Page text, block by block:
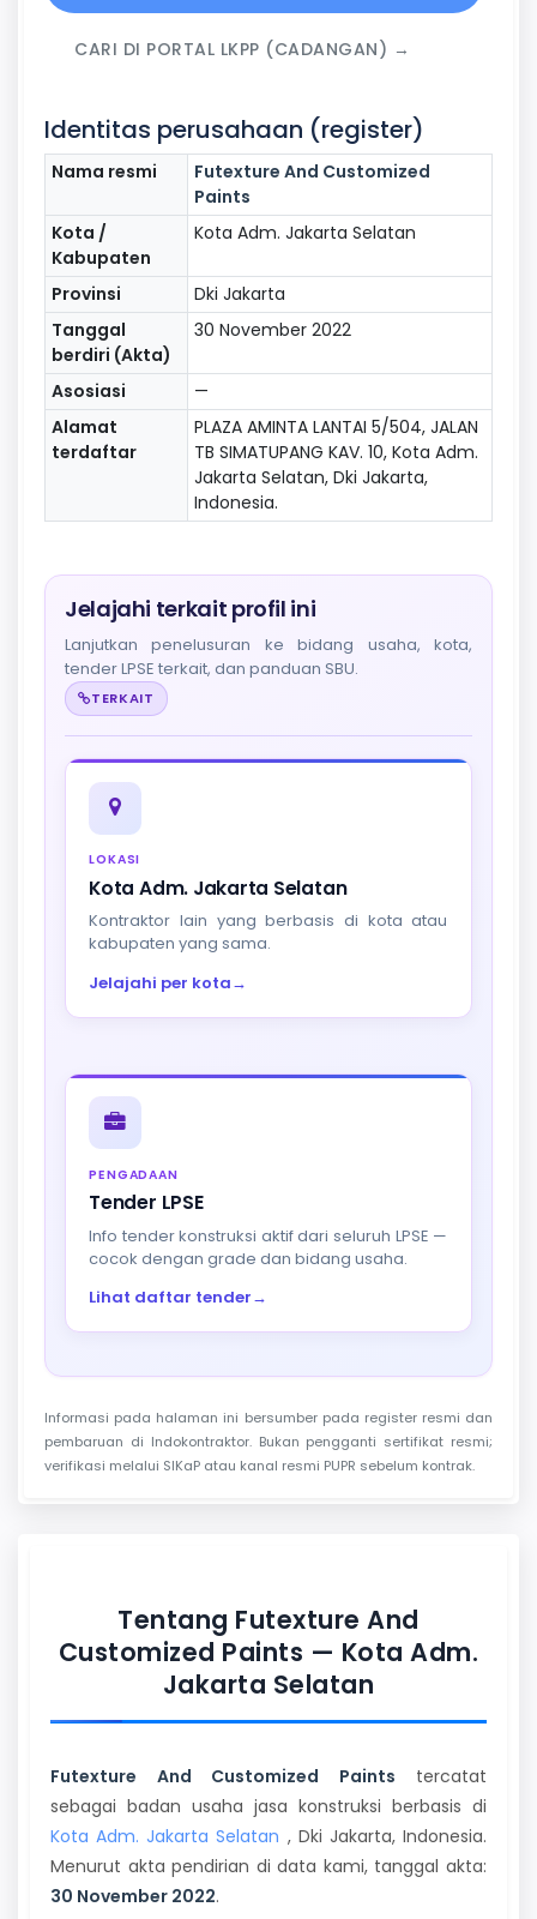
CARI DI PORTAL LKPP (CADANGAN) →
Identitas perusahaan (register)
Nama resmi
Futexture And Customized
Paints
Kota /
Kabupaten
Kota Adm. Jakarta Selatan
Provinsi
Dki Jakarta
Tanggal
berdiri (Akta)
30 November 2022
Asosiasi
—
Alamat
terdaftar
PLAZA AMINTA LANTAI 5/504, JALAN
TB SIMATUPANG KAV. 10, Kota Adm.
Jakarta Selatan, Dki Jakarta,
Indonesia.
Jelajahi terkait profil ini
Lanjutkan penelusuran ke bidang usaha, kota,
tender LPSE terkait, dan panduan SBU.
TERKAIT
LOKASI
Kota Adm. Jakarta Selatan
Kontraktor lain yang berbasis di kota atau
kabupaten yang sama.
Jelajahi per kota→
PENGADAAN
Tender LPSE
Info tender konstruksi aktif dari seluruh LPSE —
cocok dengan grade dan bidang usaha.
Lihat daftar tender→
Informasi pada halaman ini bersumber pada register resmi dan
pembaruan di Indokontraktor. Bukan pengganti sertifikat resmi;
verifikasi melalui SIKaP atau kanal resmi PUPR sebelum kontrak.
Tentang Futexture And
Customized Paints — Kota Adm.
Jakarta Selatan
Futexture And Customized Paints tercatat
sebagai badan usaha jasa konstruksi berbasis di
Kota Adm. Jakarta Selatan , Dki Jakarta, Indonesia.
Menurut akta pendirian di data kami, tanggal akta:
30 November 2022.